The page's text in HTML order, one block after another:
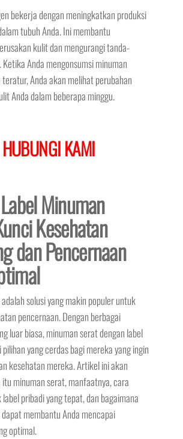
bekerja dengan meningkatkan produksi
tubuh Anda. Ini membantu
kulit dan mengurangi tanda-
Anda mengonsumsi minuman
Anda akan melihat perubahan
Anda dalam beberapa minggu.
HUBUNGI KAMI
Minuman
Kesehatan
dan Pencernaan
solusi yang makin populer untuk
pencernaan. Dengan berbagai
luar biasa, minuman serat dengan label
yang cerdas bagi mereka yang ingin
kesehatan mereka. Artikel ini akan
itu minuman serat, manfaatnya, cara
pribadi yang tepat, dan bagaimana
membantu Anda mencapai
optimal.